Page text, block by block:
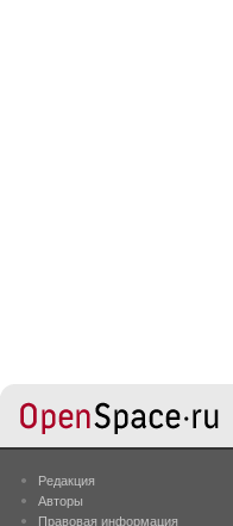
Редакция
Авторы
Правовая информация